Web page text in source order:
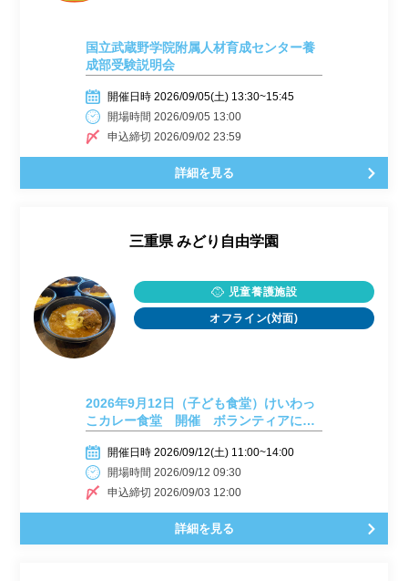
国立武蔵野学院附属人材育成センター養
成部受験説明会
開催日時 2026/09/05(土) 13:30~15:45
開場時間 2026/09/05 13:00
申込締切 2026/09/02 23:59
詳細を見る
三重県 みどり自由学園
児童養護施設
オフライン(対面)
2026年9月12日（子ども食堂）けいわっ
こカレー食堂 開催 ボランティアに参
開催日時 2026/09/12(土) 11:00~14:00
開場時間 2026/09/12 09:30
申込締切 2026/09/03 12:00
詳細を見る